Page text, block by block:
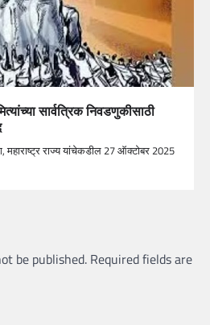
सार्वत्रिक निवडणुकीसाठी
राज्य यांचेकडील 27 ऑक्टोबर 2025
be published. Required fields are